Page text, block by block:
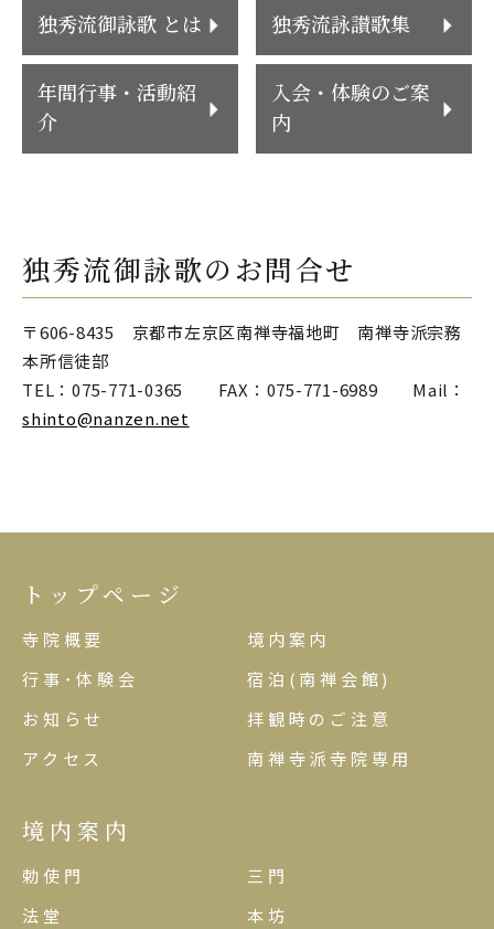
独秀流御詠歌 とは 独秀流詠讃歌集
年間行事・活動紹
介
入会・体験のご案
内
独秀流御詠歌のお問合せ
〒606-8435 京都市左京区南禅寺福地町 南禅寺派宗務
本所信徒部
TEL：075-771-0365 FAX：075-771-6989 Mail：
shinto@nanzen.net
トップページ
寺院概要
境内案内
行事･体験会
宿泊(南禅会館)
お知らせ
拝観時のご注意
アクセス
南禅寺派寺院専用
境内案内
勅使門
三門
法堂
本坊